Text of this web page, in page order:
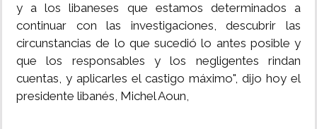
y a los libaneses que estamos determinados a
continuar con las investigaciones, descubrir las
circunstancias de lo que sucedió lo antes posible y
que los responsables y los negligentes rindan
cuentas, y aplicarles el castigo máximo", dijo hoy el
presidente libanés, Michel Aoun,